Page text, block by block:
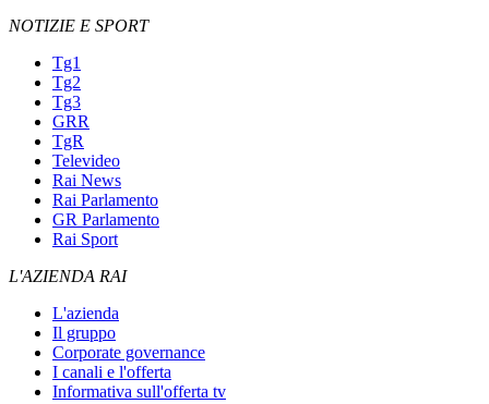
NOTIZIE E SPORT
Tg1
Tg2
Tg3
GRR
TgR
Televideo
Rai News
Rai Parlamento
GR Parlamento
Rai Sport
L'AZIENDA RAI
L'azienda
Il gruppo
Corporate governance
I canali e l'offerta
Informativa sull'offerta tv